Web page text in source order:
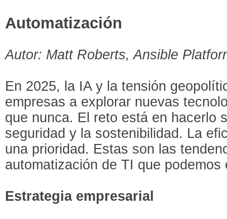
Automatización
Autor: Matt Roberts, Ansible
En 2025, la IA y la tensión
empresas a explorar nuevas
que nunca. El reto está en hacerlo
seguridad y la sostenibilidad. La
una prioridad. Estas son las
automatización de TI que podemos
Estrategia empresarial